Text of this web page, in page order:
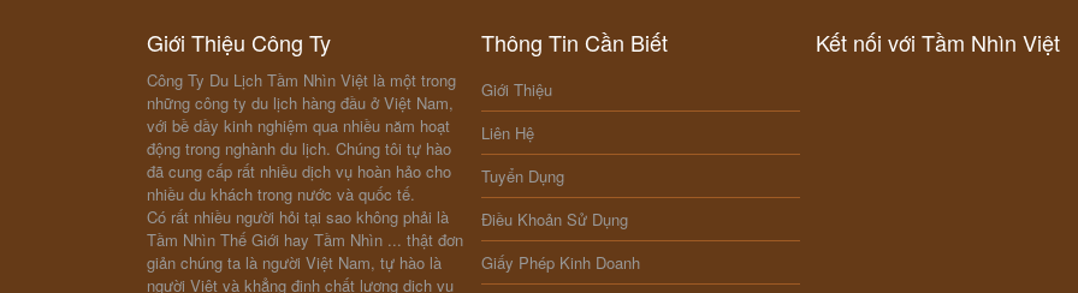
Giới Thiệu Công Ty
Công Ty Du Lịch Tầm Nhìn Việt là một trong
những công ty du lịch hàng đầu ở Việt Nam,
với bề dầy kinh nghiệm qua nhiều năm hoạt
động trong nghành du lịch. Chúng tôi tự hào
đã cung cấp rất nhiều dịch vụ hoàn hảo cho
nhiều du khách trong nước và quốc tế.
Có rất nhiều người hỏi tại sao không phải là
Tầm Nhìn Thế Giới hay Tầm Nhìn ... thật đơn
giản chúng ta là người Việt Nam, tự hào là
người Việt và khẳng định chất lượng dịch vụ
Thông Tin Cần Biết
Giới Thiệu
Liên Hệ
Tuyển Dụng
Điều Khoản Sử Dụng
Giấy Phép Kinh Doanh
Kết nối với Tầm Nhìn Việt